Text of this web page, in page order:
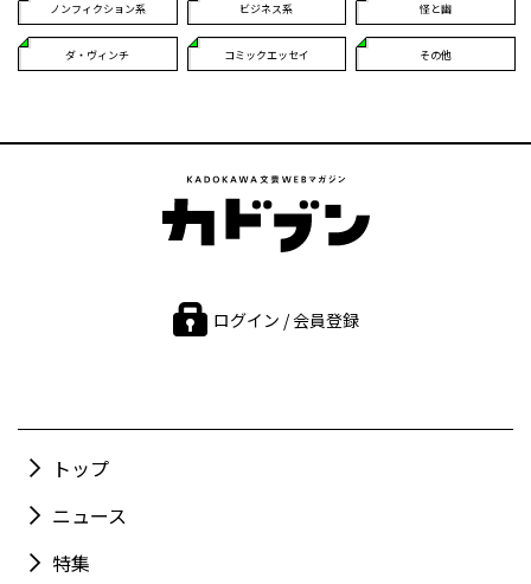
ノンフィクション系 ビジネス系 怪と幽
ダ・ヴィンチ コミックエッセイ その他
ログイン / 会員登録
トップ
ニュース
特集